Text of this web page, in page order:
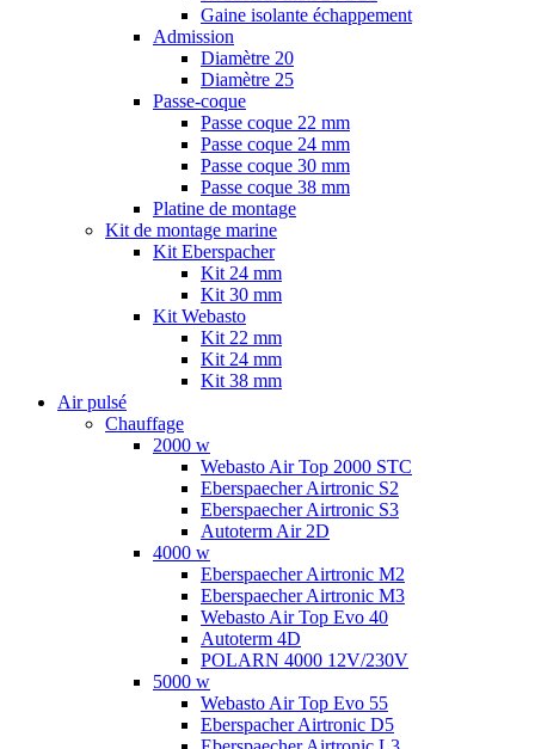
Gaine isolante échappement
Admission
Diamètre 20
Diamètre 25
Passe-coque
Passe coque 22 mm
Passe coque 24 mm
Passe coque 30 mm
Passe coque 38 mm
Platine de montage
Kit de montage marine
Kit Eberspacher
Kit 24 mm
Kit 30 mm
Kit Webasto
Kit 22 mm
Kit 24 mm
Kit 38 mm
Air pulsé
Chauffage
2000 w
Webasto Air Top 2000 STC
Eberspaecher Airtronic S2
Eberspaecher Airtronic S3
Autoterm Air 2D
4000 w
Eberspaecher Airtronic M2
Eberspaecher Airtronic M3
Webasto Air Top Evo 40
Autoterm 4D
POLARN 4000 12V/230V
5000 w
Webasto Air Top Evo 55
Eberspacher Airtronic D5